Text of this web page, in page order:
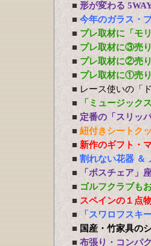
■ 形が変わる
■ 今年のガラス・
■ プレ取材に「モ
■ プレ取材に③売
■ プレ取材に②売
■ プレ取材に①売
■ レース使いの「
■
「ミュージック
■ 定番の「スリッ
■ 紐付きシートク
■ 新作のギフト・
■ 割れない花器 ＆
■ 「ボスチェア」
■ ゴルフクラブも
■ スペインの１点
■
「スワロフスキ
■ 国産・竹家具の
■ 布張り・コンパ